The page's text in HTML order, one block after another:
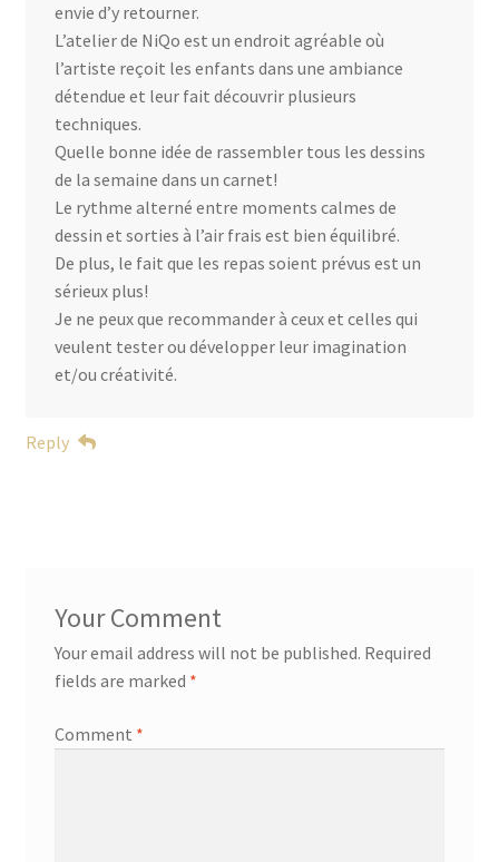
envie d’y retourner.
L’atelier de NiQo est un endroit agréable où
l’artiste reçoit les enfants dans une ambiance
détendue et leur fait découvrir plusieurs
techniques.
Quelle bonne idée de rassembler tous les dessins
de la semaine dans un carnet!
Le rythme alterné entre moments calmes de
dessin et sorties à l’air frais est bien équilibré.
De plus, le fait que les repas soient prévus est un
sérieux plus!
Je ne peux que recommander à ceux et celles qui
veulent tester ou développer leur imagination
et/ou créativité.
Reply
Your email address will not be published. Required
fields are marked *
Comment *